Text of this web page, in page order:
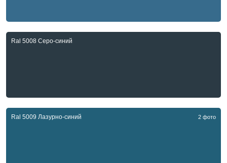
Ral 5008 Серо-синий
Ral 5009 Лазурно-синий 2 фото